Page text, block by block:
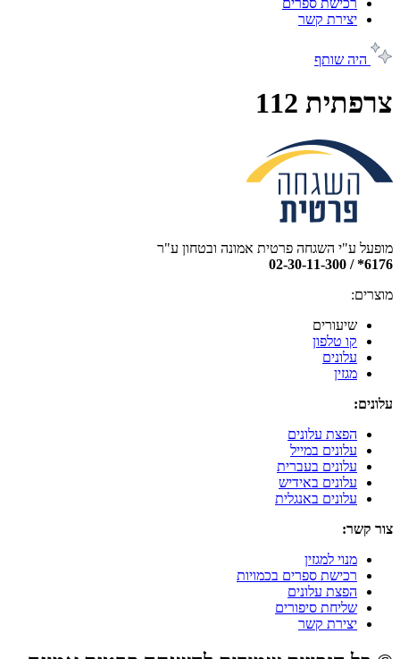
רכישת ספרים
יצירת קשר
היה שותף
צרפתית 112
מופעל ע"י השגחה פרטית אמונה ובטחון ע"ר
6176* / 02-30-11-300
מוצרים:
שיעורים
קו טלפון
עלונים
מגזין
עלונים:
הפצת עלונים
עלונים במייל
עלונים בעברית
עלונים באידיש
עלונים באנגלית
צור קשר:
מנוי למגזין
רכישת ספרים בכמויות
הפצת עלונים
שליחת סיפורים
יצירת קשר